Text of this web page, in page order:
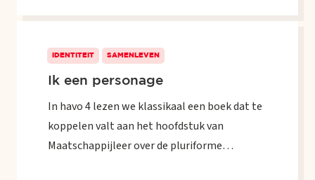
IDENTITEIT SAMENLEVEN
Ik een personage
In havo 4 lezen we klassikaal een boek dat te
koppelen valt aan het hoofdstuk van
Maatschappijleer over de pluriforme…